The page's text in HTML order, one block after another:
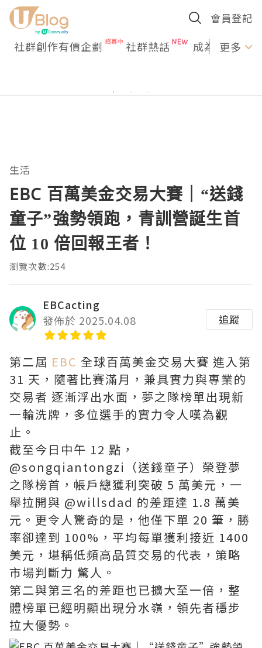
會員登記
社群創作有價企劃 社群熱話 成為U更多
生活
EBC 百萬美金交易大賽｜“送錢
童子”強勢領跑，青訓營誕生首
位 10 倍回報王者！
瀏覽次數:254
EBCacting
發佈於 2025.04.08
追蹤
第二屆 EBC 全球百萬美金交易大賽 進入第
31 天，隨著比賽滿月，兼具實力與專業的
交易者 逐漸浮出水面，夢之隊榜單出現新
一輪洗牌，多位選手的實力令人嘆為觀
止。
截至今日中午 12 點，
@songqiantongzi（送錢童子）榮登夢
之隊榜首，帳戶總獲利突破 5 萬美元，一
舉拉開與 @willsdad 的差距達 1.8 萬美
元。更令人驚奇的是，他僅下單 20 筆，勝
率卻達到 100%，平均每單獲利接近 1400
美元，堪稱低頻高品質交易的代表，策略
市場判斷力 驚人。
第二與第三名的差距也已擴大至一倍，整
體榜單已經明顯出現分水嶺，領先者穩步
拉大優勢。